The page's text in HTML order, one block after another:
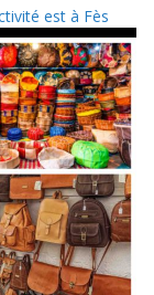
est à Fès